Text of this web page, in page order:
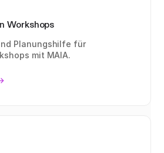
Workshops
Planungshilfe für
mit MAIA.